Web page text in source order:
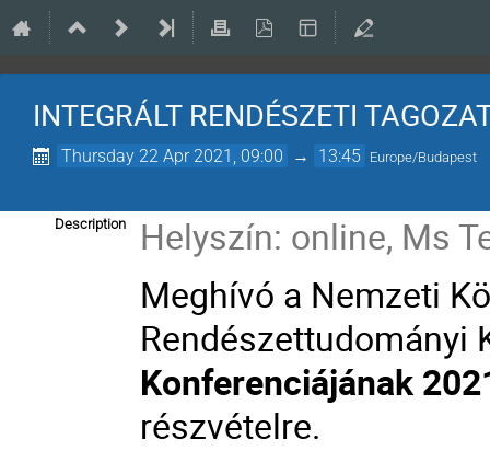
INTEGRÁLT RENDÉSZETI
Thursday 22 Apr 2021, 09:00 → 13:45 Europe/Budapest
Description Helyszín: online, Ms
Meghívó a Nemzeti
Rendészettudományi
Konferenciájának
részvételre.